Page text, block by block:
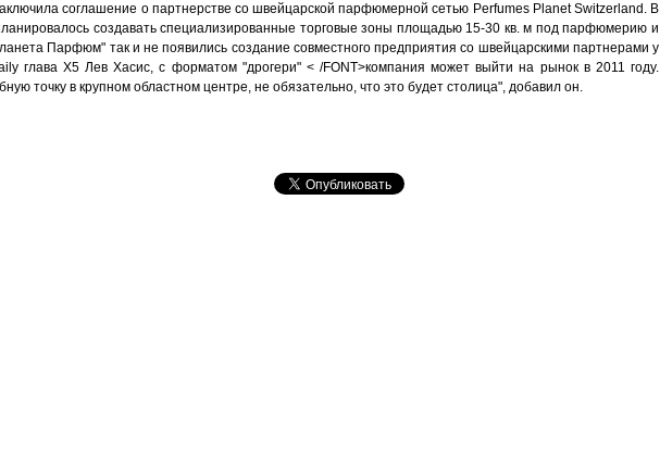
соглашение о партнерстве со швейцарской парфюмерной сетью Perfumes Planet Switzerland. В
создавать специализированные торговые зоны площадью 15-30 кв. м под парфюмерию и
Парфюм" так и не появились создание совместного предприятия со швейцарскими партнерами у
глава Х5 Лев Хасис, с форматом "дрогери" < /FONT>компания может выйти на рынок в 2011 году.
точку в крупном областном центре, не обязательно, что это будет столица", добавил он.